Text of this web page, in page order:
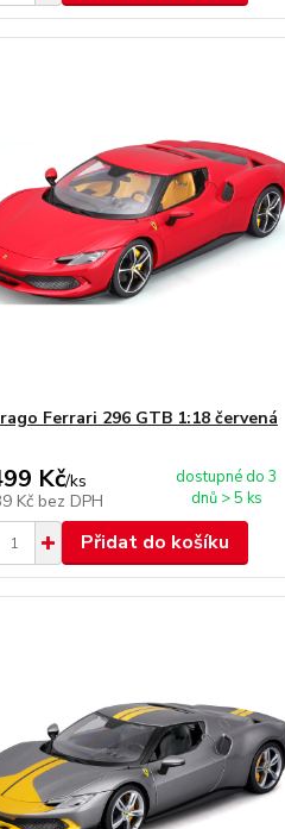
Ferrari 296 GTB 1:18 červená
Kč/ks
Kč bez DPH
dostupné do 3
dnů > 5 ks
Přidat do košíku